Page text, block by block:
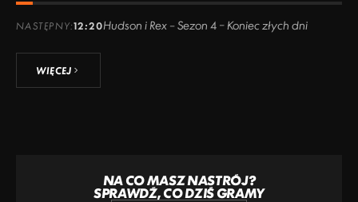
NASTĘPNY:12:20Hudson i Rex – Sezon 4 – Koniec złych dni
WIĘCEJ
NA CO MASZ NASTRÓJ?
SPRAWDŹ, CO DZIŚ GRAMY